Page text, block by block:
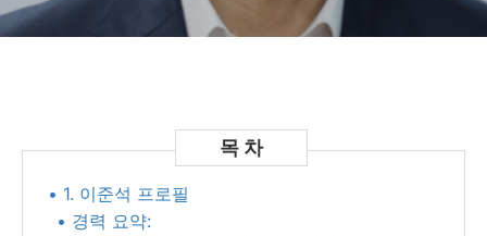
• 1. 이준석 프로필
• 경력 요약: